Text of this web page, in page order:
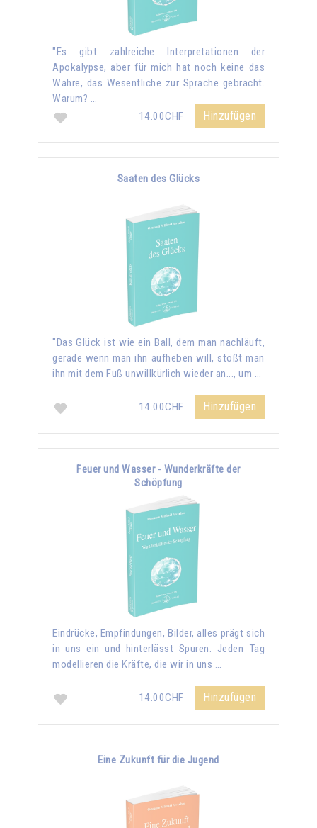
"Es gibt zahlreiche Interpretationen der
Apokalypse, aber für mich hat noch keine das
Wahre, das Wesentliche zur Sprache gebracht.
Warum? …
14.00CHF
Hinzufügen
Saaten des Glücks
"Das Glück ist wie ein Ball, dem man nachläuft,
gerade wenn man ihn aufheben will, stößt man
ihn mit dem Fuß unwillkürlich wieder an..., um …
14.00CHF Hinzufügen
Feuer und Wasser - Wunderkräfte der
Schöpfung
Eindrücke, Empfindungen, Bilder, alles prägt sich
in uns ein und hinterlässt Spuren. Jeden Tag
modellieren die Kräfte, die wir in uns …
14.00CHF Hinzufügen
Eine Zukunft für die Jugend